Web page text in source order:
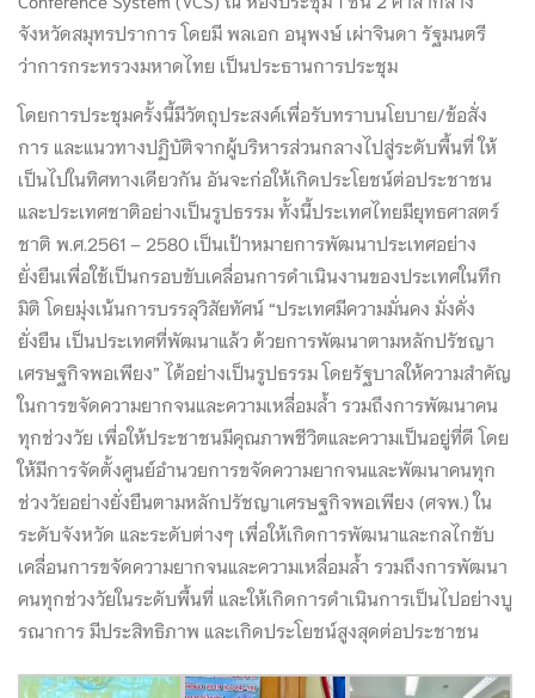
จังหวัดสมุทรปราการ โดยมี พลเอก อนุพงษ์ เผ่าจินดา รัฐมนตรี
ว่าการกระทรวงมหาดไทย เป็นประธานการประชุม
โดยการประชุมครั้งนี้มีวัตถุประสงค์เพื่อรับทราบนโยบาย/ข้อสั่ง
การ และแนวทางปฏิบัติจากผู้บริหารส่วนกลางไปสู่ระดับพื้นที่ ให้
เป็นไปในทิศทางเดียวกัน อันจะก่อให้เกิดประโยชน์ต่อประชาชน
และประเทศชาติอย่างเป็นรูปธรรม ทั้งนี้ประเทศไทยมียุทธศาสตร์
ชาติ พ.ศ.2561 – 2580 เป็นเป้าหมายการพัฒนาประเทศอย่าง
ยั่งยืนเพื่อใช้เป็นกรอบขับเคลื่อนการดำเนินงานของประเทศในทึก
มิติ โดยมุ่งเน้นการบรรลุวิสัยทัศน์ “ประเทศมีความมั่นคง มั่งคั่ง
ยั่งยืน เป็นประเทศที่พัฒนาแล้ว ด้วยการพัฒนาตามหลักปรัชญา
เศรษฐกิจพอเพียง” ได้อย่างเป็นรูปธรรม โดยรัฐบาลให้ความสำคัญ
ในการขจัดความยากจนและความเหลื่อมล้ำ รวมถึงการพัฒนาคน
ทุกช่วงวัย เพื่อให้ประชาชนมีคุณภาพชีวิตและความเป็นอยู่ที่ดี โดย
ให้มีการจัดตั้งศูนย์อำนวยการขจัดความยากจนและพัฒนาคนทุก
ช่วงวัยอย่างยั่งยืนตามหลักปรัชญาเศรษฐกิจพอเพียง (ศจพ.) ใน
ระดับจังหวัด และระดับต่างๆ เพื่อให้เกิดการพัฒนาและกลไกขับ
เคลื่อนการขจัดความยากจนและความเหลื่อมล้ำ รวมถึงการพัฒนา
คนทุกช่วงวัยในระดับพื้นที่ และให้เกิดการดำเนินการเป็นไปอย่างบู
รณาการ มีประสิทธิภาพ และเกิดประโยชน์สูงสุดต่อประชาชน